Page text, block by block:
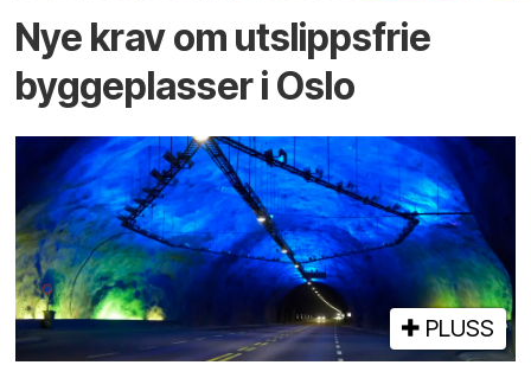
Nye krav om utslippsfrie
byggeplasser i Oslo
PLUSS